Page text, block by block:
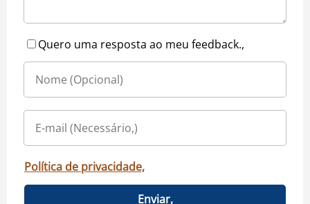
Quero uma resposta ao meu feedback.,
Política de privacidade,
Enviar,